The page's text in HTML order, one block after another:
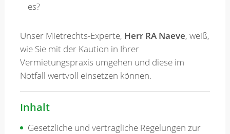
es?
Unser Mietrechts-Experte, Herr RA Naeve, weiß,
wie Sie mit der Kaution in Ihrer
Vermietungspraxis umgehen und diese im
Notfall wertvoll einsetzen können.
Inhalt
Gesetzliche und vertragliche Regelungen zur